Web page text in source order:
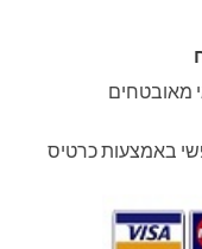
מאובטחים
באמצעות כרטיס